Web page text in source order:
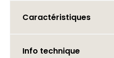
Caractéristiques
Info technique